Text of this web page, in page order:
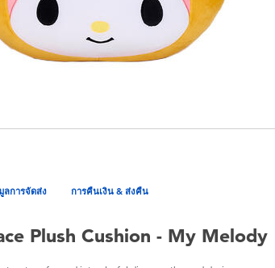
ลการจัดส่ง การคืนเงิน & ส่งคืน
Plush Cushion - My Melody